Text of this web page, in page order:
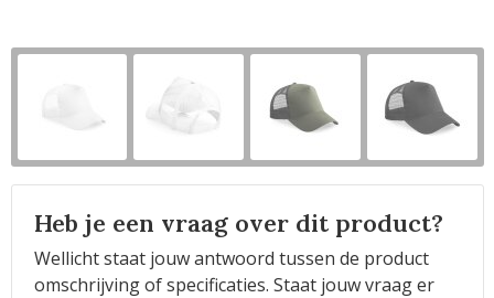
Heb je een vraag over dit product?
Wellicht staat jouw antwoord tussen de product
omschrijving of specificaties. Staat jouw vraag er